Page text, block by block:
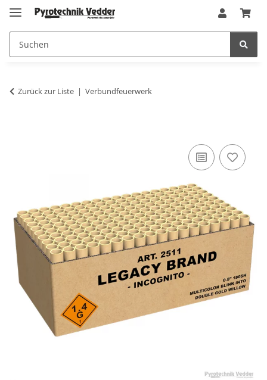
Zurück zur Liste Verbundfeuerwerk